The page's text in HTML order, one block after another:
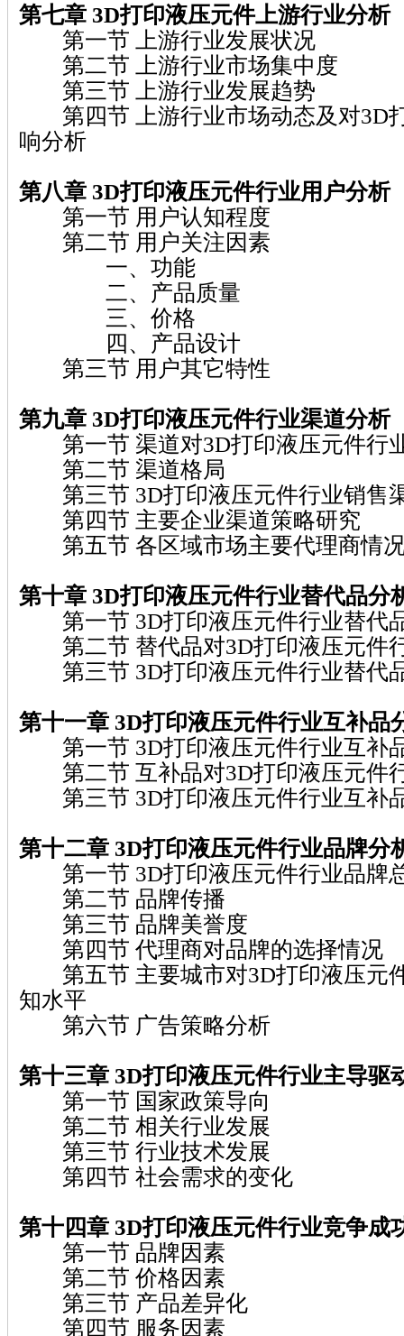
第七章 3D打印液压元件上游行业分析
第一节 上游行业发展状况
第二节 上游行业市场集中度
第三节 上游行业发展趋势
第四节 上游行业市场动态及对3D
响分析
第八章 3D打印液压元件行业用户分析
第一节 用户认知程度
第二节 用户关注因素
一、功能
二、产品质量
三、价格
四、产品设计
第三节 用户其它特性
第九章 3D打印液压元件行业渠道分析
第一节 渠道对3D打印液压元件行
第二节 渠道格局
第三节 3D打印液压元件行业销售
第四节 主要企业渠道策略研究
第五节 各区域市场主要代理商情
第十章 3D打印液压元件行业替代品分
第一节 3D打印液压元件行业替代
第二节 替代品对3D打印液压元件
第三节 3D打印液压元件行业替代
第十一章 3D打印液压元件行业互补品
第一节 3D打印液压元件行业互补
第二节 互补品对3D打印液压元件
第三节 3D打印液压元件行业互补
第十二章 3D打印液压元件行业品牌分
第一节 3D打印液压元件行业品牌
第二节 品牌传播
第三节 品牌美誉度
第四节 代理商对品牌的选择情况
第五节 主要城市对3D打印液压元
知水平
第六节 广告策略分析
第十三章 3D打印液压元件行业主导驱
第一节 国家政策导向
第二节 相关行业发展
第三节 行业技术发展
第四节 社会需求的变化
第十四章 3D打印液压元件行业竞争成
第一节 品牌因素
第二节 价格因素
第三节 产品差异化
第四节 服务因素